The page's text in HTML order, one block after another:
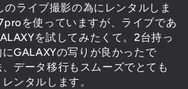
ライブ撮影の為にレンタルしま
を使っていますが、ライブであ
を試してみたくて。2台持っ
GALAXYの写りが良かったで
データ移行もスムーズでとても
ンタルします。